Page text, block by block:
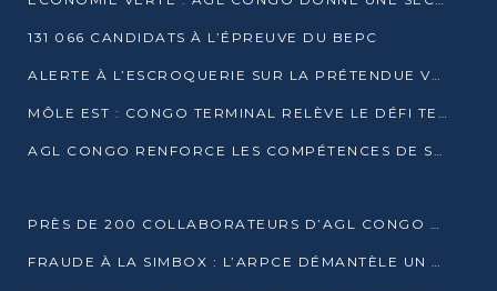
131 066 CANDIDATS À L’ÉPREUVE DU BEPC
ALERTE À L’ESCROQUERIE SUR LA PRÉTENDUE VENTE DE PARCELLES AFAT
MÔLE EST : CONGO TERMINAL RELÈVE LE DÉFI TECHNIQUE DES SABLES BITUMINEUX
AGL CONGO RENFORCE LES COMPÉTENCES DE SES ÉQUIPES AVEC LA CERTIFICATION CACES® R483
PRÈS DE 200 COLLABORATEURS D’AGL CONGO EN FORMATION JUSQU’EN JUILLET
FRAUDE À LA SIMBOX : L’ARPCE DÉMANTÈLE UN RÉSEAU UTILISANT DES CARTES SIM OUGANDAISES